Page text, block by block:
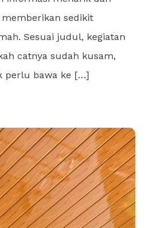
sedikit
Sesuai judul, kegiatan
catnya sudah kusam,
perlu bawa ke […]